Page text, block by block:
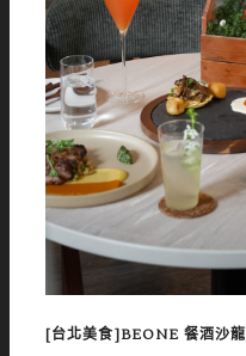
[台北美食]BEONE 餐酒沙龍